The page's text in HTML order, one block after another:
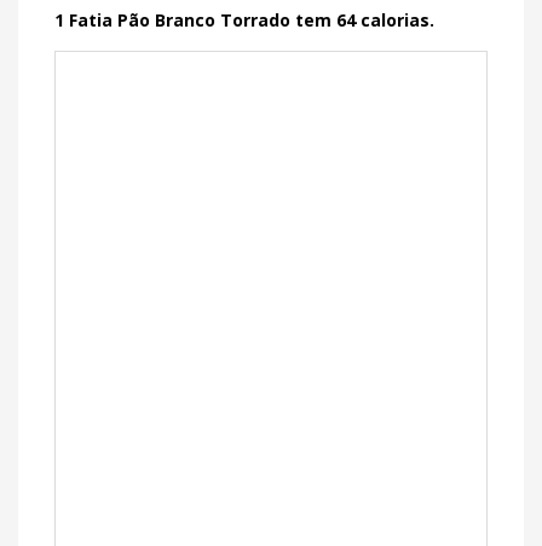
1 Fatia Pão Branco Torrado tem 64 calorias.